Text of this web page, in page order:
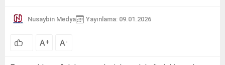
Nusaybin Medya Yayınlama: 09.01.2026
A+ A-